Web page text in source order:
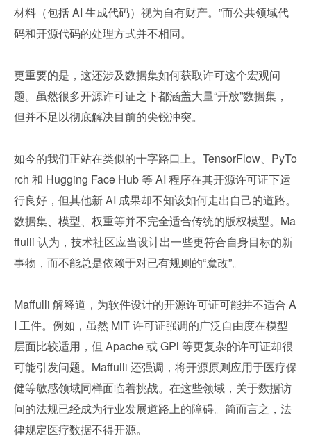
材料（包括 AI 生成代码）视为自有财产。”而公共领域代
码和开源代码的处理方式并不相同。
更重要的是，这还涉及数据集如何获取许可这个宏观问
题。虽然很多开源许可证之下都涵盖大量“开放”数据集，
但并不足以彻底解决目前的尖锐冲突。
如今的我们正站在类似的十字路口上。TensorFlow、PyTo
rch 和 Hugging Face Hub 等 AI 程序在其开源许可证下运
行良好，但其他新 AI 成果却不知该如何走出自己的道路。
数据集、模型、权重等并不完全适合传统的版权模型。Ma
ffulli 认为，技术社区应当设计出一些更符合自身目标的新
事物，而不能总是依赖于对已有规则的“魔改”。
Maffulli 解释道，为软件设计的开源许可证可能并不适合 A
I 工件。例如，虽然 MIT 许可证强调的广泛自由度在模型
层面比较适用，但 Apache 或 GPl 等更复杂的许可证却很
可能引发问题。Maffulli 还强调，将开源原则应用于医疗保
健等敏感领域同样面临着挑战。在这些领域，关于数据访
问的法规已经成为行业发展道路上的障碍。简而言之，法
律规定医疗数据不得开源。